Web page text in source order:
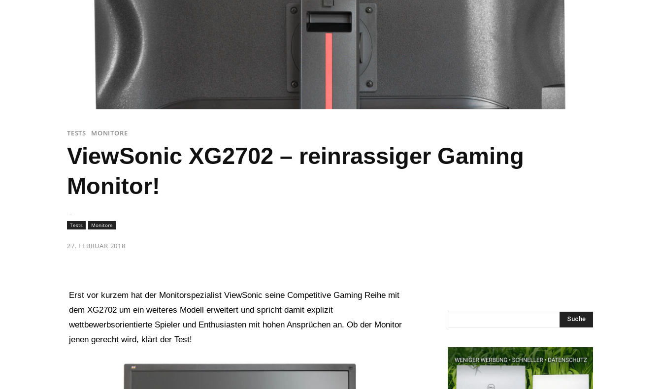
TESTS MONITORE
ViewSonic XG2702 – reinrassiger Gaming
Monitor!
-
Tests
Monitore
27. FEBRUAR 2018
Erst vor kurzem hat der Monitorspezialist ViewSonic seine Competitive Gaming Reihe mit
dem XG2702 um ein weiteres Modell erweitert und spricht damit explizit
wettbewerbsorientierte Spieler und Enthusiasten mit hohen Ansprüchen an. Ob der Monitor
jenen gerecht wird, klärt der Test!
Suche